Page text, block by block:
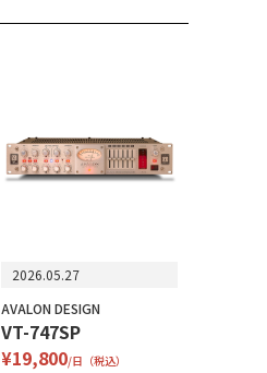
2026.05.27
AVALON DESIGN
VT-747SP
¥19,800/日（税込）